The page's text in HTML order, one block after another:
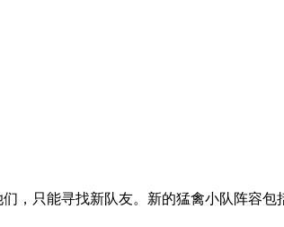
，只能寻找新队友。新的猛禽小队阵容